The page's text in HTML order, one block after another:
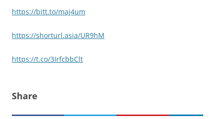
https://bitt.to/maj4um
https://shorturl.asia/UR9hM
https://t.co/3IrfcbbClt
Share